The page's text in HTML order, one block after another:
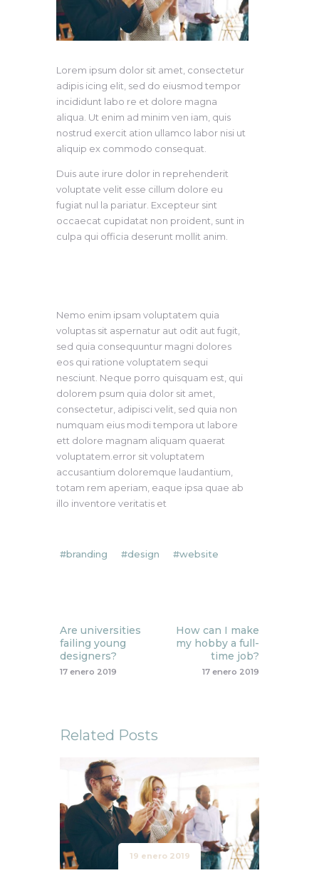
Lorem ipsum dolor sit amet, consectetur
adipis icing elit, sed do eiusmod tempor
incididunt labo re et dolore magna
aliqua. Ut enim ad minim ven iam, quis
nostrud exercit ation ullamco labor nisi ut
aliquip ex commodo consequat.
Duis aute irure dolor in reprehenderit
voluptate velit esse cillum dolore eu
fugiat nul la pariatur. Excepteur sint
occaecat cupidatat non proident, sunt in
culpa qui officia deserunt mollit anim.
Nemo enim ipsam voluptatem quia
voluptas sit aspernatur aut odit aut fugit,
sed quia consequuntur magni dolores
eos qui ratione voluptatem sequi
nesciunt. Neque porro quisquam est, qui
dolorem psum quia dolor sit amet,
consectetur, adipisci velit, sed quia non
numquam eius modi tempora ut labore
ett dolore magnam aliquam quaerat
voluptatem.error sit voluptatem
accusantium doloremque laudantium,
totam rem aperiam, eaque ipsa quae ab
illo inventore veritatis et
branding design website
Are universities
failing young
designers?
17 enero 2019
How can I make
my hobby a full-
time job?
17 enero 2019
Related Posts
19 enero 2019